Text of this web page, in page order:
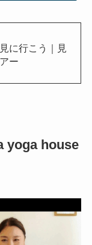
に行こう｜見
ー
yoga house